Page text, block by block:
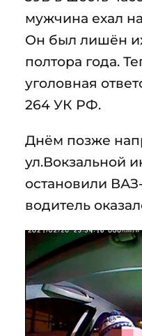
мужчина ехал
Он был лишён
полтора года.
уголовная
264 УК РФ.
Днём позже
ул.Вокзальной
остановили
водитель